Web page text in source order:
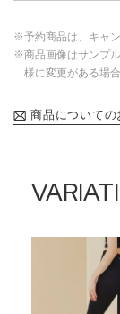
※予約商品は、キャ
※商品画像はサンプ
様に変更がある場
商品についての